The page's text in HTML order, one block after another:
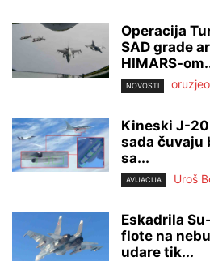
Operacija
SAD grade
HIMARS-
NOVOSTI
Kineski J-
sada čuvaju
sa...
AVIJACIJA Uroš
Eskadrila
flote na
udare tik...